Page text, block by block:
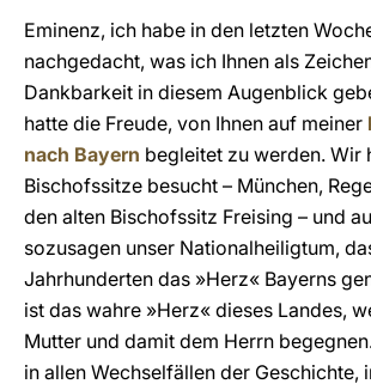
Eminenz, ich habe in den letzten
nachgedacht, was ich Ihnen als
Dankbarkeit in diesem Augenblick
hatte die Freude, von Ihnen auf meiner
nach Bayern begleitet zu werden. Wir
Bischofssitze besucht – München,
den alten Bischofssitz Freising – und
sozusagen unser Nationalheiligtum,
Jahrhunderten das »Herz« Bayerns
ist das wahre »Herz« dieses Landes,
Mutter und damit dem Herrn
in allen Wechselfällen der Geschichte,